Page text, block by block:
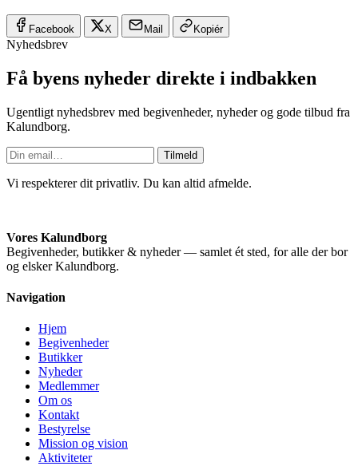
Facebook X Mail Kopiér
Nyhedsbrev
Få byens nyheder direkte i indbakken
Ugentligt nyhedsbrev med begivenheder, nyheder og gode tilbud fra
Kalundborg.
Tilmeld
Vi respekterer dit privatliv. Du kan altid afmelde.
Vores Kalundborg
Begivenheder, butikker & nyheder — samlet ét sted, for alle der bor
og elsker Kalundborg.
Navigation
Hjem
Begivenheder
Butikker
Nyheder
Medlemmer
Om os
Kontakt
Bestyrelse
Mission og vision
Aktiviteter